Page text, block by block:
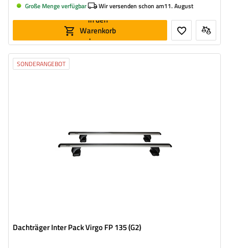
Große Menge verfügbar Wir versenden schon am11. August
In den
Warenkorb
legen
SONDERANGEBOT
Dachträger Inter Pack Virgo FP 135 (G2)